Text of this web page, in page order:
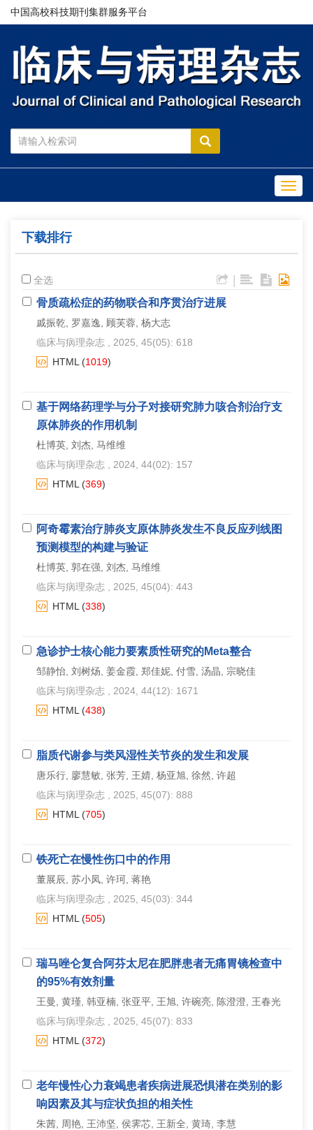
中国高校科技期刊集群服务平台
下载排行
全选 |
骨质疏松症的药物联合和序贯治疗进展
戚振乾, 罗嘉逸, 顾芙蓉, 杨大志
临床与病理杂志
, 2025, 45(05): 618
HTML (1019)
基于网络药理学与分子对接研究肺力咳合剂治疗支
原体肺炎的作用机制
杜博英, 刘杰, 马维维
临床与病理杂志
, 2024, 44(02): 157
HTML (369)
阿奇霉素治疗肺炎支原体肺炎发生不良反应列线图
预测模型的构建与验证
杜博英, 郭在强, 刘杰, 马维维
临床与病理杂志
, 2025, 45(04): 443
HTML (338)
急诊护士核心能力要素质性研究的Meta整合
邹静怡, 刘树炀, 姜金霞, 郑佳妮, 付雪, 汤晶, 宗晓佳
临床与病理杂志
, 2024, 44(12): 1671
HTML (438)
脂质代谢参与类风湿性关节炎的发生和发展
唐乐行, 廖慧敏, 张芳, 王婧, 杨亚旭, 徐然, 许超
临床与病理杂志
, 2025, 45(07): 888
HTML (705)
铁死亡在慢性伤口中的作用
董展辰, 苏小凤, 许珂, 蒋艳
临床与病理杂志
, 2025, 45(03): 344
HTML (505)
瑞马唑仑复合阿芬太尼在肥胖患者无痛胃镜检查中
的95%有效剂量
王曼, 黄瑾, 韩亚楠, 张亚平, 王旭, 许碗亮, 陈澄澄, 王春光
临床与病理杂志
, 2025, 45(07): 833
HTML (372)
老年慢性心力衰竭患者疾病进展恐惧潜在类别的影
响因素及其与症状负担的相关性
朱茜, 周艳, 王沛坚, 侯霁芯, 王新全, 黄琦, 李慧